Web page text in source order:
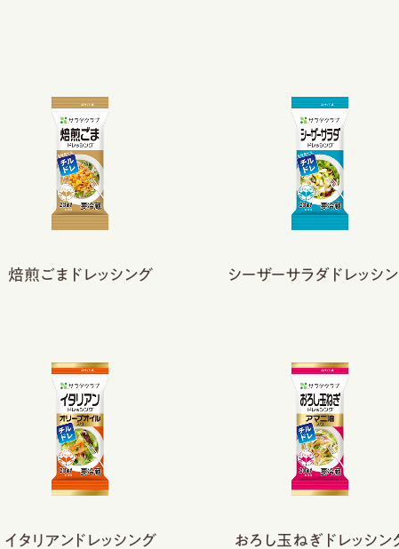
焙煎ごまドレッシング シーザーサラダドレッシ
イタリアンドレッシング おろし玉ねぎドレッシン